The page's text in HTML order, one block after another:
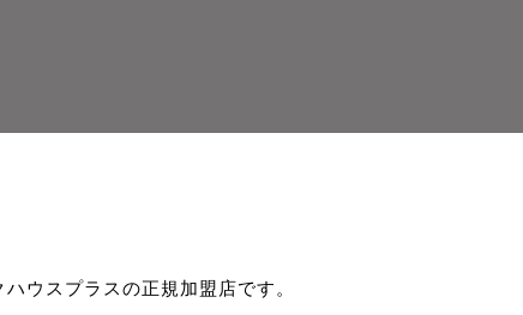
ウスプラスの正規加盟店です。